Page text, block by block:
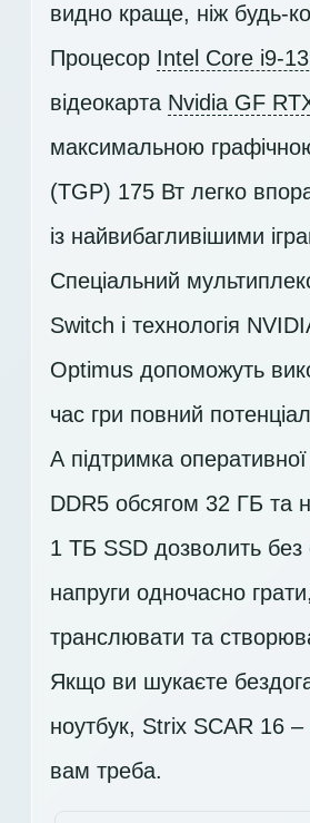
видно краще, ніж будь-
Процесор Intel Core i9-
відеокарта Nvidia GF
максимальною
(TGP) 175 Вт легко
із найвибагливішими
Спеціальний
Switch і технологія
Optimus допоможуть
час гри повний
А підтримка оперативної
DDR5 обсягом 32 ГБ та
1 ТБ SSD дозволить без
напруги одночасно грати,
транслювати та
Якщо ви шукаєте
ноутбук, Strix SCAR 16
вам треба.